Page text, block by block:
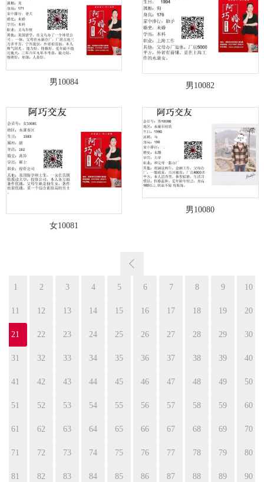
男10084 男10082
女10081
男10080
1 2 3 4 5 6 7 8 9 10
11 12 13 14 15 16 17 18 19 20
21 22 23 24 25 26 27 28 29 30
31 32 33 34 35 36 37 38 39 40
41 42 43 44 45 46 47 48 49 50
51 52 53 54 55 56 57 58 59 60
61 62 63 64 65 66 67 68 69 70
71 72 73 74 75 76 77 78 79 80
81 82 83 84 85 86 87 88 89 90